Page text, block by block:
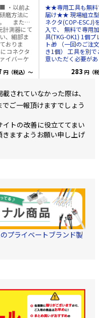
・以前よ
磨方法に
。 また、
計測器にて
、細部ま
おりま
イバーケ
ライス接
SCコネク
・長さ
梱
箱 を衝撃
に入れて
。 (ご注文
となりま
円（税込）～
★★専用工具も無料
届け★★ 現場組立
ネクタ(COP-ESCJ)
入で、 無料で専用
具(TKG-OK1) 1個プ
ト🎁 （一回のご注
き1個） 工具を別で
意いただく必要が
特徴■ ・細径のケ
より安定した接続
です ■商品紹介■ 現場で
かんたん取付が可
ケーブルやドロッ
ブルの外被に把持
工します。 (UV心線
ーブルが動かない
定する為のパーツ
ブルホルダーは単
ご購入いただけます
こちらから COP-
単品パーツ ケーブ
ダー
・不織布1
ます。→こちら
場組立型 SCコネク
用工具 (ストリッパ
ッターホルダー 外
283 円（
されていなかった際は、
でご一報頂けますでしょう
トの改善に役立ててまい
ますようお願い申し上げ
プライベートブランド製